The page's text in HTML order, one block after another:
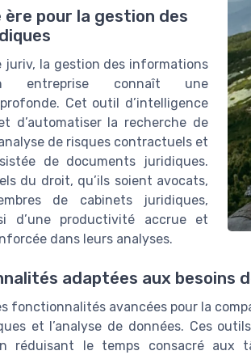
ère pour la gestion des
juriv, la gestion des informations
entreprise connaît une
Cet outil d’intelligence
d’automatiser la recherche de
de risques contractuels et
de documents juridiques.
du droit, qu’ils soient avocats,
de cabinets juridiques,
d’une productivité accrue et
dans leurs analyses.
adaptées aux besoins
fonctionnalités avancées pour la
et l’analyse de données. Ces
réduisant le temps consacré aux